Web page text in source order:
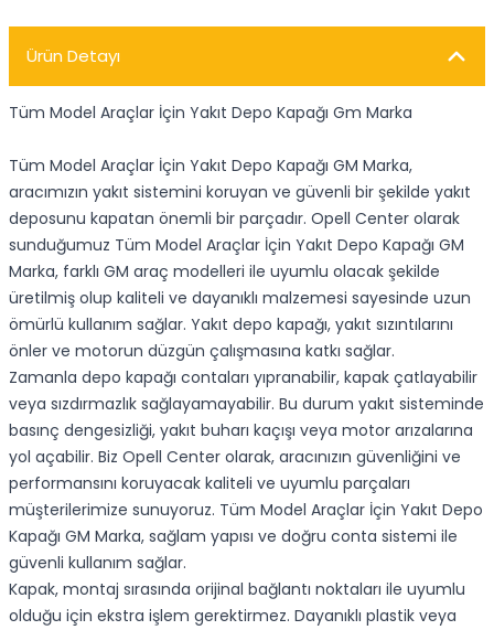
Ürün Detayı
Tüm Model Araçlar İçin Yakıt Depo Kapağı Gm Marka
Tüm Model Araçlar İçin Yakıt Depo Kapağı GM Marka,
aracımızın yakıt sistemini koruyan ve güvenli bir şekilde yakıt
deposunu kapatan önemli bir parçadır. Opell Center olarak
sunduğumuz Tüm Model Araçlar İçin Yakıt Depo Kapağı GM
Marka, farklı GM araç modelleri ile uyumlu olacak şekilde
üretilmiş olup kaliteli ve dayanıklı malzemesi sayesinde uzun
ömürlü kullanım sağlar. Yakıt depo kapağı, yakıt sızıntılarını
önler ve motorun düzgün çalışmasına katkı sağlar.
Zamanla depo kapağı contaları yıpranabilir, kapak çatlayabilir
veya sızdırmazlık sağlayamayabilir. Bu durum yakıt sisteminde
basınç dengesizliği, yakıt buharı kaçışı veya motor arızalarına
yol açabilir. Biz Opell Center olarak, aracınızın güvenliğini ve
performansını koruyacak kaliteli ve uyumlu parçaları
müşterilerimize sunuyoruz. Tüm Model Araçlar İçin Yakıt Depo
Kapağı GM Marka, sağlam yapısı ve doğru conta sistemi ile
güvenli kullanım sağlar.
Kapak, montaj sırasında orijinal bağlantı noktaları ile uyumlu
olduğu için ekstra işlem gerektirmez. Dayanıklı plastik veya